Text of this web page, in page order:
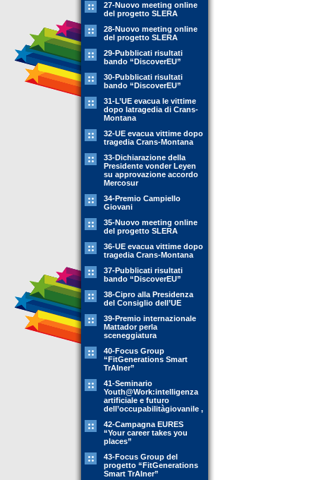
27-Nuovo meeting online
del progetto SLERA
28-Nuovo meeting online
del progetto SLERA
29-Pubblicati risultati
bando “DiscoverEU”
30-Pubblicati risultati
bando “DiscoverEU”
31-L’UE evacua le vittime
dopo latragedia di Crans-
Montana
32-UE evacua vittime dopo
tragedia Crans-Montana
33-Dichiarazione della
Presidente vonder Leyen
su approvazione accordo
Mercosur
34-Premio Campiello
Giovani
35-Nuovo meeting online
del progetto SLERA
36-UE evacua vittime dopo
tragedia Crans-Montana
37-Pubblicati risultati
bando “DiscoverEU”
38-Cipro alla Presidenza
del Consiglio dell’UE
39-Premio internazionale
Mattador perla
sceneggiatura
40-Focus Group
“FitGenerations Smart
TrAIner”
41-Seminario
Youth@Work:intelligenza
artificiale e futuro
dell’occupabilitàgiovanile ,
42-Campagna EURES
“Your career takes you
places”
43-Focus Group del
progetto “FitGenerations
Smart TrAIner”